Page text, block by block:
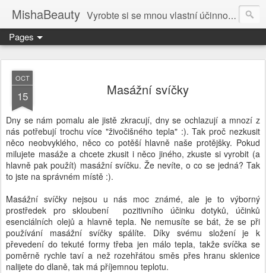
MishaBeauty Vyrobte si se mnou vlastní účinnou kosmetiku. Návody pre výrobu vlastnej kozmetiky.
Pages
OCT
15 Masážní svíčky
Dny se nám pomalu ale jistě zkracují, dny se ochlazují a mnozí z
nás potřebují trochu více "živočišného tepla" :). Tak proč nezkusit
něco neobvyklého, něco co potěší hlavně naše protějšky. Pokud
milujete masáže a chcete zkusit i něco jiného, zkuste si vyrobit (a
hlavně pak použít) masážní svíčku. Že nevíte, o co se jedná? Tak
to jste na správném místě :).
Masážní svíčky nejsou u nás moc známé, ale je to výborný
prostředek pro skloubení pozitivního účinku dotyků, účinků
esenciálních olejů a hlavně tepla. Ne nemusíte se bát, že se při
používání masážní svíčky spálíte. Díky svému složení je k
převedení do tekuté formy třeba jen málo tepla, takže svíčka se
poměrně rychle taví a než rozehřátou směs přes hranu sklenice
nalijete do dlaně, tak má příjemnou teplotu.